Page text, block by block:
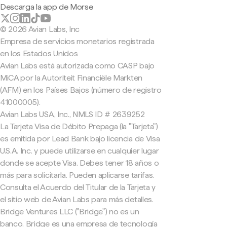
Descarga la app de Morse
© 2026 Avian Labs, Inc
Empresa de servicios monetarios registrada
en los Estados Unidos
Avian Labs está autorizada como CASP bajo
MiCA por la Autoriteit Financiële Markten
(AFM) en los Países Bajos (número de registro
41000005).
Avian Labs USA, Inc., NMLS ID # 2639252
La Tarjeta Visa de Débito Prepaga (la "Tarjeta")
es emitida por Lead Bank bajo licencia de Visa
U.S.A. Inc. y puede utilizarse en cualquier lugar
donde se acepte Visa. Debes tener 18 años o
más para solicitarla. Pueden aplicarse tarifas.
Consulta el Acuerdo del Titular de la Tarjeta y
el sitio web de Avian Labs para más detalles.
Bridge Ventures LLC ("Bridge") no es un
banco. Bridge es una empresa de tecnología